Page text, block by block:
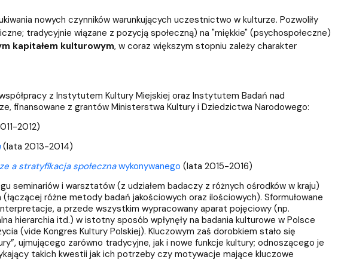
nowych czynników warunkujących uczestnictwo w kulturze. Pozwoliły
tradycyjnie wiązane z pozycją społeczną) na "miękkie" (psychospołeczne)
kapitałem kulturowym, w coraz większym stopniu zależy charakter
z Instytutem Kultury Miejskiej oraz Instytutem Badań nad
finansowane z grantów Ministerstwa Kultury i Dziedzictwa Narodowego:
2012)
(lata 2013-2014)
a stratyfikacja społecznawykonywanego (lata 2015-2016)
seminariów i warsztatów (z udziałem badaczy z różnych ośrodków w kraju)
różne metody badań jakościowych oraz ilościowych). Sformułowane
a przede wszystkim wypracowany aparat pojęciowy (np.
hierarchia itd.) w istotny sposób wpłynęły na badania kulturowe w Polsce
(vide Kongres Kultury Polskiej). Kluczowym zaś dorobkiem stało się
ujmującego zarówno tradycyjne, jak i nowe funkcje kultury; odnoszącego je
takich kwestii jak ich potrzeby czy motywacje mające kluczowe